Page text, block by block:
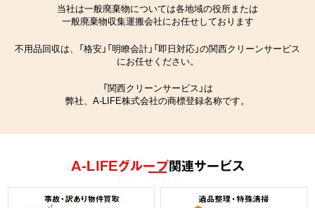
当社は一般廃棄物については各地域の役所または
一般廃棄物収集運搬会社にお任せしております
不用品回収は、「格安」「明瞭会計」「即日対応」の関西クリーンサービス
にお任せください。
「関西クリーンサービス」は
弊社、A-LIFE株式会社の商標登録名称です。
A-LIFEグループ関連サービス